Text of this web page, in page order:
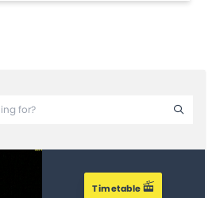
Timetable